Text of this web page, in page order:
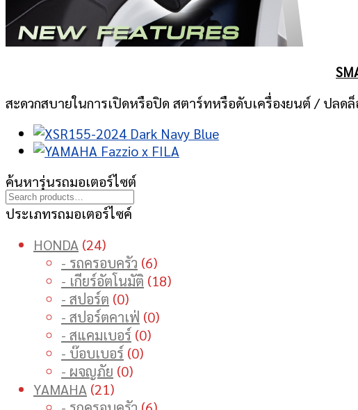
สะดวกสบายในการเปิดหรือปิด สตาร์ทหรือดับเครื่องยนต์ / ปลด
ค้นหารุ่นรถมอเตอร์ไซต์
ประเภทรถมอเตอร์ไซค์
HONDA 2424
products
- รถครอบครัว 66
products
- เกียร์อัตโนมัติ 1818
- สปอร์ต 00
products
- สปอร์ตคาเฟ่ 00
- สแคมเบอร์ 00
- บ๊อบเบอร์ 00
- ผจญภัย 00
YAMAHA 2121